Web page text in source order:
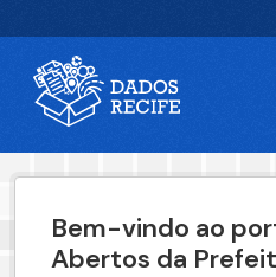
Bem-vindo ao
Abertos da